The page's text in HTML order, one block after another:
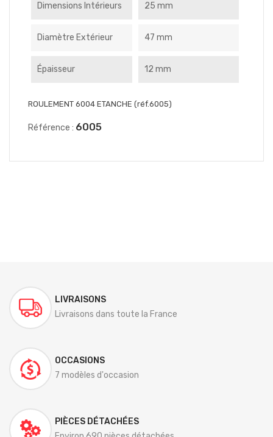
Dimensions Intérieurs 25 mm
Diamètre Extérieur 47 mm
Épaisseur 12 mm
ROULEMENT 6004 ETANCHE (réf.6005)
Référence : 6005
LIVRAISONS
Livraisons dans toute la France
OCCASIONS
7 modèles d'occasion
PIÈCES DÉTACHÉES